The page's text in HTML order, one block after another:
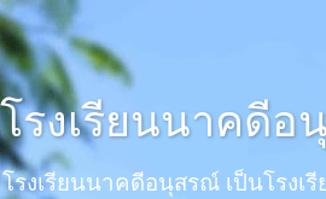
โรงเรียนนาคดีอ
โรงเรียนนาคดีอนุสรณ์ เป็นโรง